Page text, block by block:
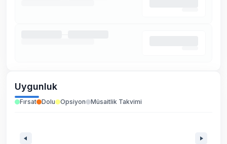
Uygunluk
Fırsat Dolu Opsiyon Müsaitlik Takvimi